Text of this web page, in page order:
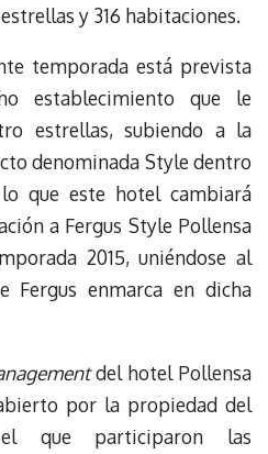
y 316 habitaciones.
temporada está prevista
establecimiento que le
estrellas, subiendo a la
denominada Style dentro
que este hotel cambiará
a Fergus Style Pollensa
2015, uniéndose al
Fergus enmarca en dicha
del hotel Pollensa
por la propiedad del
que participaron las